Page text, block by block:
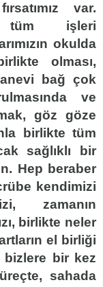
var.
tüm işleri
okulda
olması,
bağ çok
ve
göz göze
birlikte tüm
sağlıklı bir
Hep beraber
kendimizi
zamanın
birlikte neler
el birliği
bizlere bir kez
sahada